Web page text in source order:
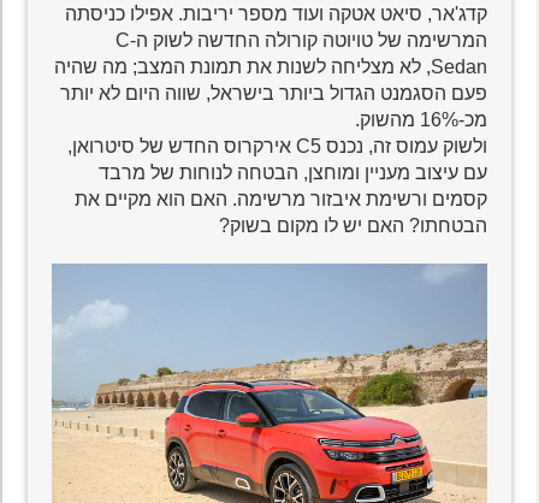
קדג'אר, סיאט אטקה ועוד מספר יריבות. אפילו כניסתה
המרשימה של טויוטה קורולה החדשה לשוק ה-C
Sedan, לא מצליחה לשנות את תמונת המצב; מה שהיה
פעם הסגמנט הגדול ביותר בישראל, שווה היום לא יותר
מכ-16% מהשוק.
ולשוק עמוס זה, נכנס C5 אירקרוס החדש של סיטרואן,
עם עיצוב מעניין ומוחצן, הבטחה לנוחות של מרבד
קסמים ורשימת איבזור מרשימה. האם הוא מקיים את
הבטחתו? האם יש לו מקום בשוק?